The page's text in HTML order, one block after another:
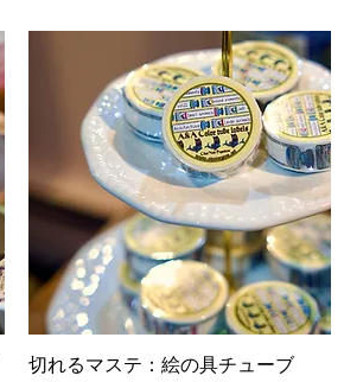
快速瀏覽
切れるマステ：絵の具チューブ